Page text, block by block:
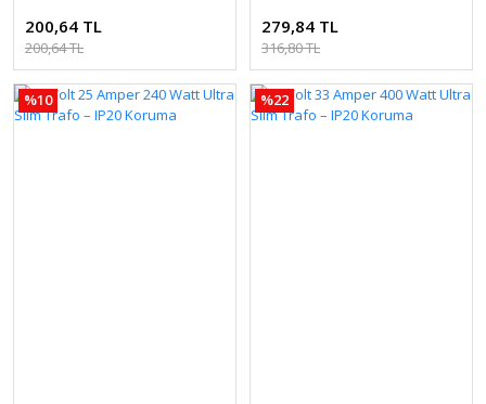
200,64 TL
200,64 TL
279,84 TL
316,80 TL
%10 %22